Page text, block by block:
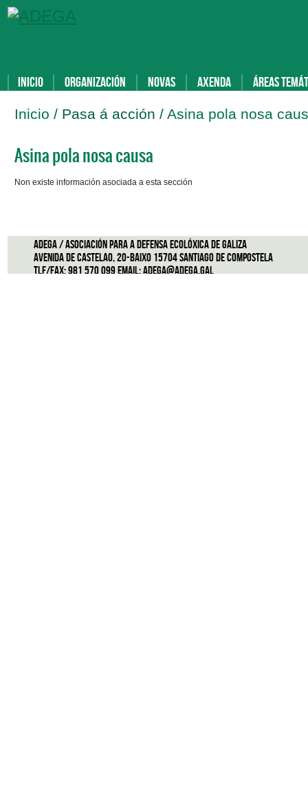
Inicio Organización Novas Axenda Áreas
Inicio / Pasa á acción / Asina pola nosa
Asina pola nosa causa
Non existe información asociada a esta sección
ADEGA / Asociación para a defensa ecolóxica de Galiza
Avenida de Castelao, 20-Baixo 15704 Santiago de Compostela
Tlf/Fax: 981 570 099 Email:adega@adega.gal